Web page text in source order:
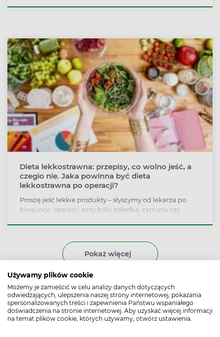
Używamy plików cookie
Możemy je zamieścić w celu analizy danych dotyczących
odwiedzających, ulepszenia naszej strony internetowej, pokazania
spersonalizowanych treści i zapewnienia Państwu wspaniałego
doświadczenia na stronie internetowej. Aby uzyskać więcej informacji
na temat plików cookie, których używamy, otwórz ustawienia.
Dieta lekkostrawna: przepisy, co wolno jeść, a
czegio nie. Jaka powinna być dieta
lekkostrawna po operacji?
Proszę jeść lekkie produkty – słyszymy od lekarza po
biegunce, operacji, przy bólu żołądka, zatruciu czy
pozwolić sobie na coś słodkiego?
Pokaż więcej
Zatrzymywanie wody w
organizmie – przyczyny,
objawy. Jak się pozbyć